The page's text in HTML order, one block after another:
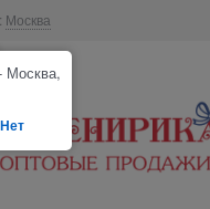
Москва
Москва,
Нет